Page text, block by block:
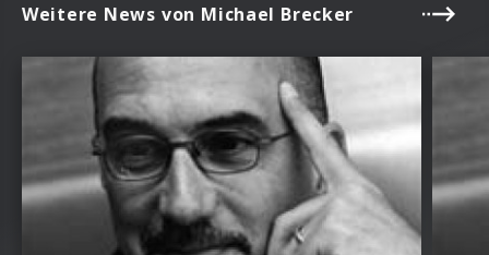
Weitere News von Michael Brecker